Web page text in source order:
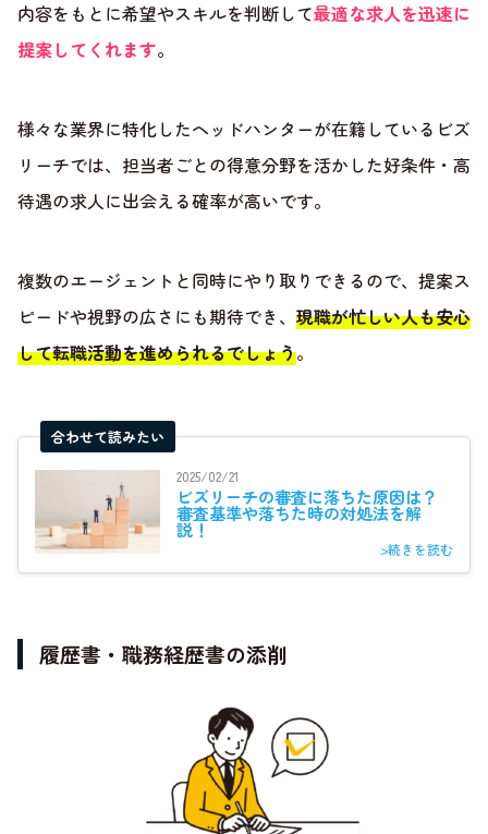
内容をもとに希望やスキルを判断して最適な求人を迅速に
提案してくれます。
様々な業界に特化したヘッドハンターが在籍しているビズ
リーチでは、担当者ごとの得意分野を活かした好条件・高
待遇の求人に出会える確率が高いです。
複数のエージェントと同時にやり取りできるので、提案ス
ピードや視野の広さにも期待でき、 現職が忙しい人も安心
して転職活動を進められるでしょう。
合わせて読みたい
2025/02/21
ビズリーチの審査に落ちた原因は？
審査基準や落ちた時の対処法を解
説！
>続きを読む
履歴書・職務経歴書の添削